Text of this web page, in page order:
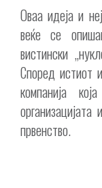
Оваа идеја и
веќе се
вистински
Според истиот
компанија
првенство.